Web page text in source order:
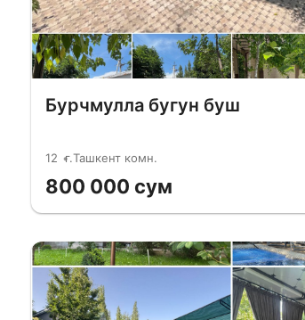
Бурчмулла бугун буш
12 г.Ташкент комн.
800 000 сум